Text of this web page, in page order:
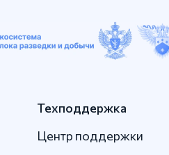
Техподдержка
Центр поддержки